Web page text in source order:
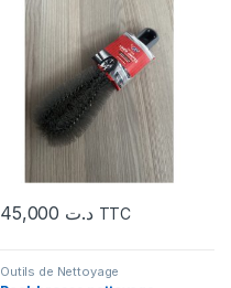
د.ت TTC
Outils de Nettoyage